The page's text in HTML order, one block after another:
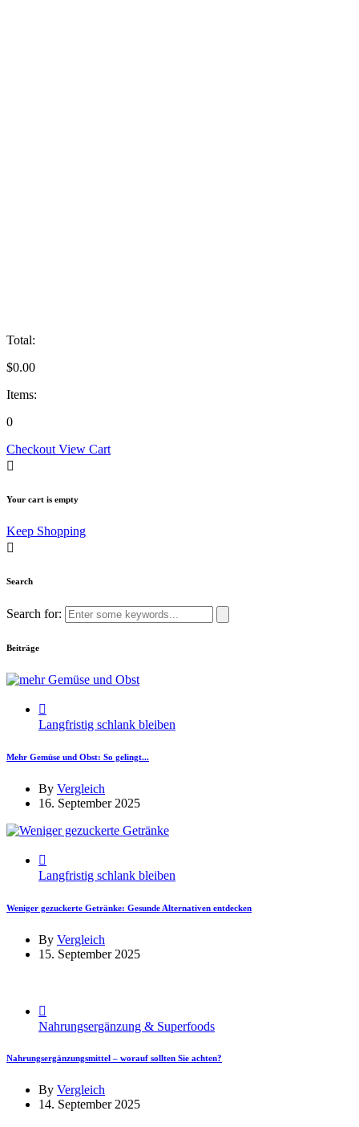
Total:
$0.00
Items:
0
Checkout View Cart
Your cart is empty
Keep Shopping
Search
Search for:
Beiträge
Langfristig schlank bleiben
Mehr Gemüse und Obst: So gelingt...
By Vergleich
16. September 2025
Langfristig schlank bleiben
Weniger gezuckerte Getränke: Gesunde Alternativen entdecken
By Vergleich
15. September 2025
Nahrungsergänzung & Superfoods
Nahrungsergänzungsmittel – worauf sollten Sie achten?
By Vergleich
14. September 2025